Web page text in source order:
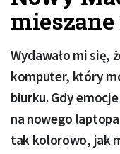
Wydawało mi się,
komputer, który
biurku. Gdy
na nowego
tak kolorowo, jak